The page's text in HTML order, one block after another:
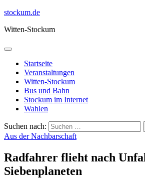
stockum.de
Witten-Stockum
Startseite
Veranstaltungen
Witten-Stockum
Bus und Bahn
Stockum im Internet
Wahlen
Suchen nach:
Aus der Nachbarschaft
Radfahrer flieht nach
Siebenplaneten